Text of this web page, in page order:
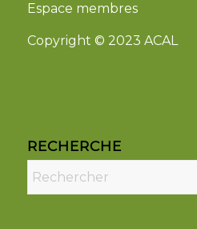
Espace membres
Copyright © 2023 ACAL
RECHERCHE